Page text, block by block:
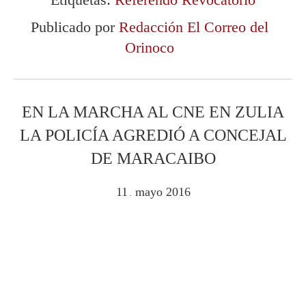
Publicado por Redacción El Correo del
Orinoco
EN LA MARCHA AL CNE EN ZULIA
LA POLICÍA AGREDIÓ A CONCEJAL
DE MARACAIBO
11 mayo 2016